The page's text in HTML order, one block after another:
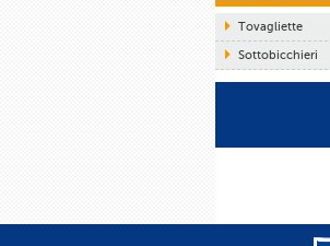
Tovagliette
Sottobicchieri